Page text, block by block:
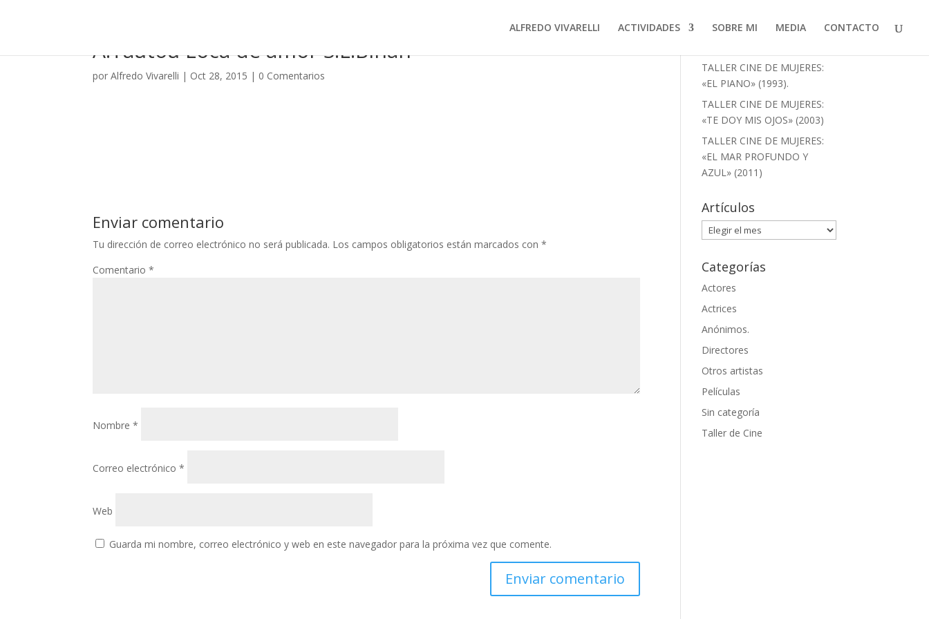
ALFREDO VIVARELLI ACTIVIDADES SOBRE MI MEDIA CONTACTO
A.Tautou Loca de amor S.L.Bihan
porAlfredo Vivarelli | Oct 28, 2015 | 0 Comentarios
Enviar comentario
Tu dirección de correo electrónico no será publicada. Los campos obligatorios están marcados con*
Comentario*
Nombre*
Correo electrónico*
Web
Guarda mi nombre, correo electrónico y web en este navegador para la próxima vez que comente.
TALLER CINE DE MUJERES:
«EL PIANO» (1993).
TALLER CINE DE MUJERES:
«TE DOY MIS OJOS» (2003)
TALLER CINE DE MUJERES:
«EL MAR PROFUNDO Y
AZUL» (2011)
Artículos
Artículos
Categorías
Actores
Actrices
Anónimos.
Directores
Otros artistas
Películas
Sin categoría
Taller de Cine